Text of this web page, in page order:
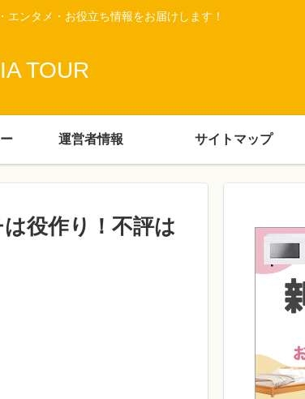
ンタメ・お役立ち情報をお届けします！
TOUR
運営者情報 サイトマップ
役作り！不評は